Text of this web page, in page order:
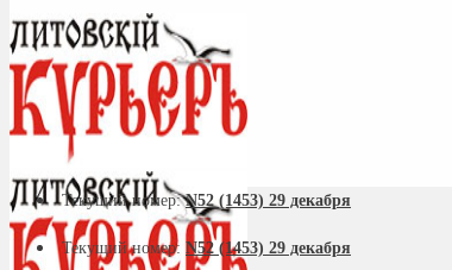
Текущий номер:N52 (1453) 29 декабря
Текущий номер: N52 (1453) 29 декабря